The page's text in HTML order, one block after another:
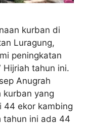
kurban di
Luragung,
peningkatan
Hijriah tahun ini.
Anugrah
kurban yang
44 ekor kambing
tahun ini ada 44